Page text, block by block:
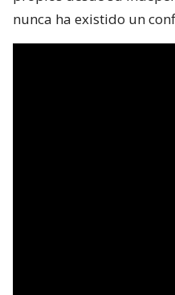
nunca ha existido un